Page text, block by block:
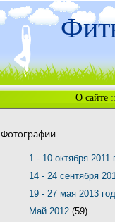
О сайте
Фотографии
1 - 10 октября 2011
14 - 24 сентября
19 - 27 мая 2013
Май 2012 (59)